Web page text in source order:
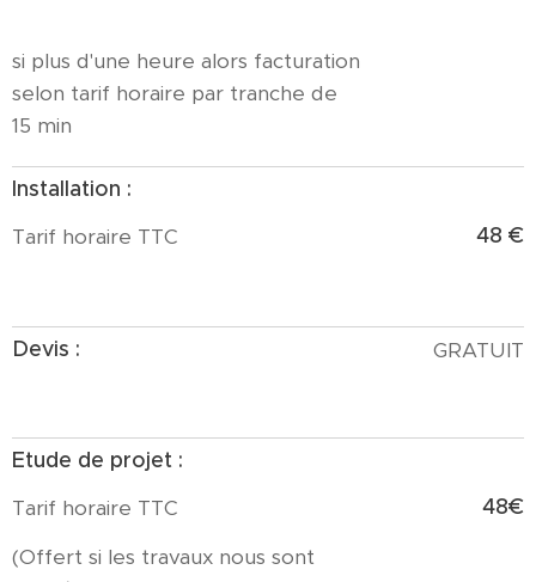
si plus d'une heure alors facturation
selon tarif horaire par tranche de
15 min
Installation :
Tarif horaire TTC
48 €
Devis : GRATUIT
Etude de projet :
Tarif horaire TTC
(Offert si les travaux nous sont
48€